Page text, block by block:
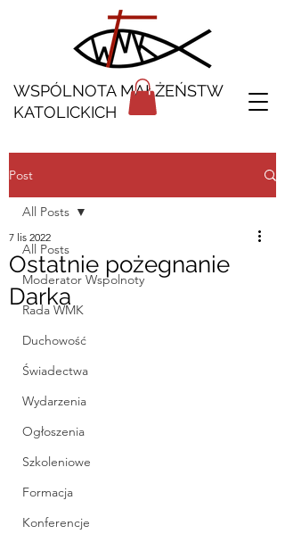
WSPÓLNOTA MAŁŻEŃSTW
KATOLICKICH
Post
All Posts
Moderator Wspolnoty
Rada WMK
Duchowość
Świadectwa
Wydarzenia
Ogłoszenia
Szkoleniowe
Formacja
Konferencje
All Posts
Ostatnie pożegnanie
Darka
7 lis 2022